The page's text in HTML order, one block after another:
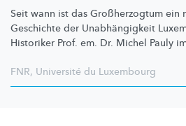
Seit wann ist das Großherzogtum ein
Geschichte der Unabhängigkeit
Historiker Prof. em. Dr. Michel Pauly
FNR, Université du Luxembourg